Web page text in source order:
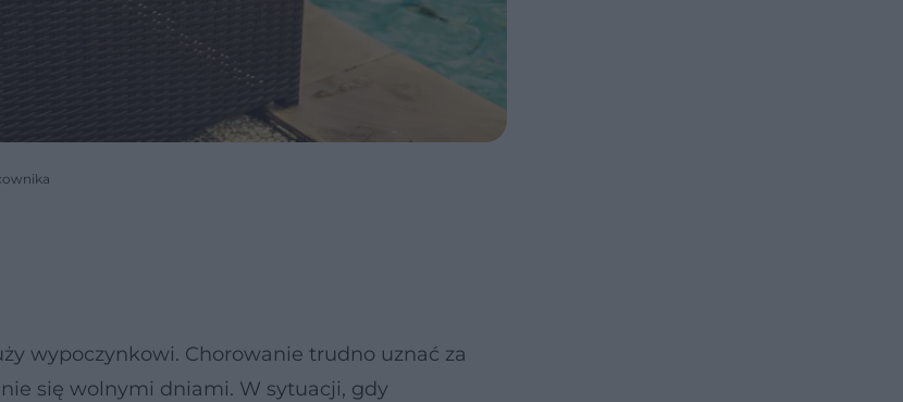
wypoczynkowi. Chorowanie trudno uznać za
się wolnymi dniami. W sytuacji, gdy